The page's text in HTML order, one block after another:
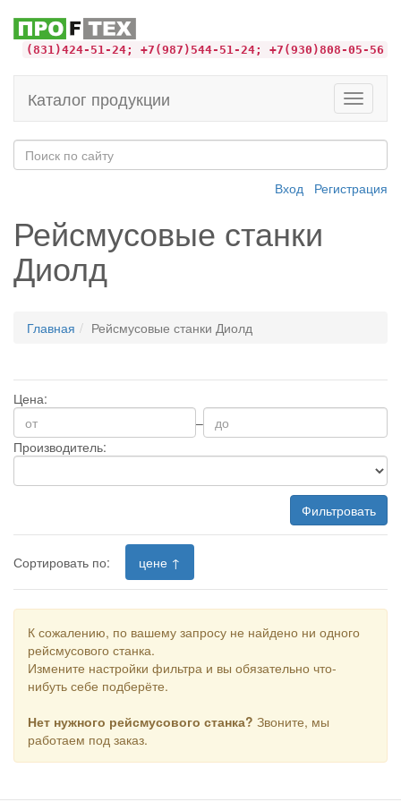
(831)424-51-24; +7(987)544-51-24; +7(930)808-05-56
Toggle
Каталог продукции
Вход Регистрация
Рейсмусовые станки
Диолд
Главная Рейсмусовые станки Диолд
Цена:
–
Производитель:
Фильтровать
Сортировать по: цене ↑
К сожалению, по вашему запросу не найдено ни одного
рейсмусового станка.
Измените настройки фильтра и вы обязательно что-
нибуть себе подберёте.
Нет нужного рейсмусового станка? Звоните, мы
работаем под заказ.